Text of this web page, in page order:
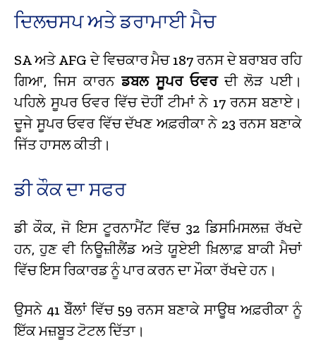
ਦਿਲਚਸਪ ਅਤੇ ਡਰਾਮਾਈ ਮੈਚ
SA ਅਤੇ AFG ਦੇ ਵਿਚਕਾਰ ਮੈਚ 187 ਰਨਸ ਦੇ ਬਰਾਬਰ ਰਹਿ
ਗਿਆ, ਜਿਸ ਕਾਰਨਡਬਲ ਸੂਪਰ ਓਵਰਦੀ ਲੋੜ ਪਈ।
ਪਹਿਲੇ ਸੂਪਰ ਓਵਰ ਵਿੱਚ ਦੋਹੀਂ ਟੀਮਾਂ ਨੇ 17 ਰਨਸ ਬਣਾਏ।
ਦੂਜੇ ਸੂਪਰ ਓਵਰ ਵਿੱਚ ਦੱਖਣ ਅਫ਼ਰੀਕਾ ਨੇ 23 ਰਨਸ ਬਣਾਕੇ
ਜਿੱਤ ਹਾਸਲ ਕੀਤੀ।
ਡੀ ਕੌਕ ਦਾ ਸਫਰ
ਡੀ ਕੌਕ, ਜੋ ਇਸ ਟੂਰਨਾਮੈਂਟ ਵਿੱਚ 32 ਡਿਸਮਿਸਲਜ਼ ਰੱਖਦੇ
ਹਨ, ਹੁਣ ਵੀ ਨਿਊਜ਼ੀਲੈਂਡ ਅਤੇ ਯੂਏਈ ਖ਼ਿਲਾਫ਼ ਬਾਕੀ ਮੈਚਾਂ
ਵਿੱਚ ਇਸ ਰਿਕਾਰਡ ਨੂੰ ਪਾਰ ਕਰਨ ਦਾ ਮੌਕਾ ਰੱਖਦੇ ਹਨ।
ਉਸਨੇ 41 ਬੌੱਲਾਂ ਵਿੱਚ 59 ਰਨਸ ਬਣਾਕੇ ਸਾਊਥ ਅਫ਼ਰੀਕਾ ਨੂੰ
ਇੱਕ ਮਜ਼ਬੂਤ ਟੋਟਲ ਦਿੱਤਾ।